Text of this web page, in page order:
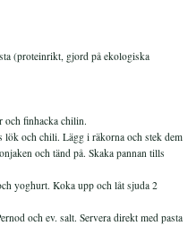
(proteinrikt, gjord på ekologiska
och finhacka chilin.
lök och chili. Lägg i räkorna och stek dem
och tänd på. Skaka pannan tills
yoghurt. Koka upp och låt sjuda 2
och ev. salt. Servera direkt med pasta